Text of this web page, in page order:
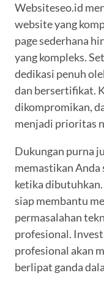
Websiteseo.id
website yang
page sederhana
yang kompleks.
dedikasi penuh
dan bersertifikat.
dikompromikan,
menjadi prioritas
Dukungan purna
memastikan
ketika
siap membantu
permasalahan
profesional.
profesional akan
berlipat ganda